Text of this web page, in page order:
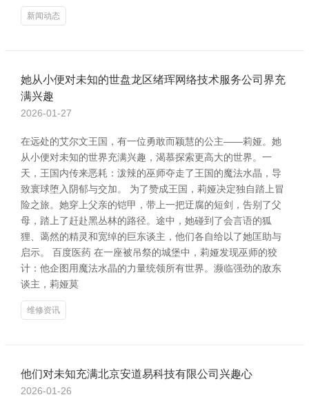
新闻动态
她从小便对未知的世盘龙区绪珲网络技术服务公司界充
满兴趣
2026-01-27
在远处的艾尔文王国，有一位勇敢而颖慧的公主——莉娅。她
从小便对未知的世界充满兴趣，渴慕探索更高大的世界。一
天，王国内传来恶耗：泼辣的巫师夺走了王国的魔法水晶，导
致寰球堕入阴郁与交加。 为了赞成王国，莉娅决定独自踏上冒
险之旅。她穿上父亲的铠甲，带上一把迂腐的短剑，告别了父
母，踏上了赶赴黑丛林的路径。途中，她碰到了会言语的狐
狸、蔼然的精灵和宽绰的巨东谈主，他们各自给以了她匡助与
启示。 百度医药 在一座被吊祭的城堡中，莉娅发现巫师的狡
计：他企图用魔法水晶的力量统领所有世界。濒临强劲的敌东
谈主，莉娅莫
维修资讯
他们对未知充满北京安道易科技有限公司兴趣心
2026-01-26